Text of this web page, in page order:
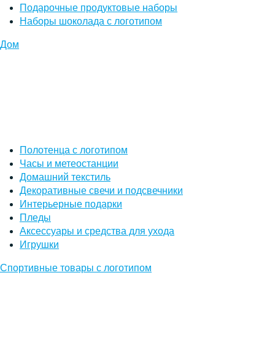
Подарочные продуктовые наборы
Наборы шоколада с логотипом
Дом
Полотенца с логотипом
Часы и метеостанции
Домашний текстиль
Декоративные свечи и подсвечники
Интерьерные подарки
Пледы
Аксессуары и средства для ухода
Игрушки
Спортивные товары с логотипом